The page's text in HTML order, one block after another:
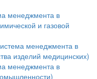
менеджмента в
и газовой
менеджмента в
изделий медицинских)
менеджмента в